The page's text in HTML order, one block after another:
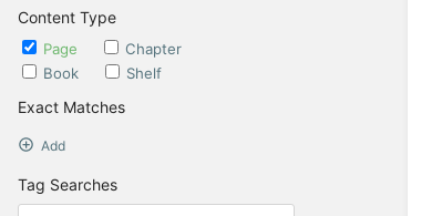
Content Type
Page
Chapter
Book
Shelf
Exact Matches
Add
Tag Searches